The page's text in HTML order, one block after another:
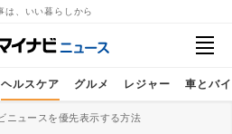
は、いい暮らしから
ヘルスケア グルメ レジャー 車とバ
ニュースを優先表示する方法